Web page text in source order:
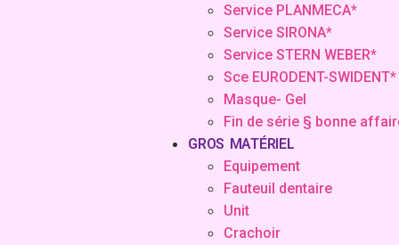
Service PLANMECA*
Service SIRONA*
Service STERN WEBER*
Sce EURODENT-SWIDENT*
Masque- Gel
Fin de série § bonne
GROS MATÉRIEL
Equipement
Fauteuil dentaire
Unit
Crachoir